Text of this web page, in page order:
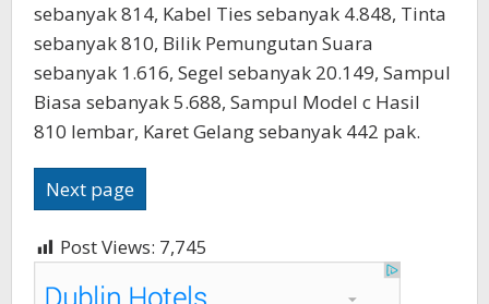
sebanyak 814, Kabel Ties sebanyak 4.848, Tinta
sebanyak 810, Bilik Pemungutan Suara
sebanyak 1.616, Segel sebanyak 20.149, Sampul
Biasa sebanyak 5.688, Sampul Model c Hasil
810 lembar, Karet Gelang sebanyak 442 pak.
Next page
Post Views: 7,745